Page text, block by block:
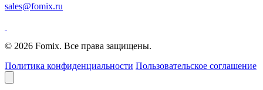
sales@fomix.ru
© 2026 Fomix. Все права защищены.
Политика конфиденциальности Пользовательское соглашение